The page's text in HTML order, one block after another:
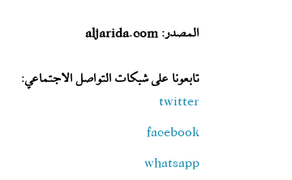
المصدر: aljarida.com
تابعونا على شبكات التواصل الاجتماعي:
twitter
facebook
whatsapp